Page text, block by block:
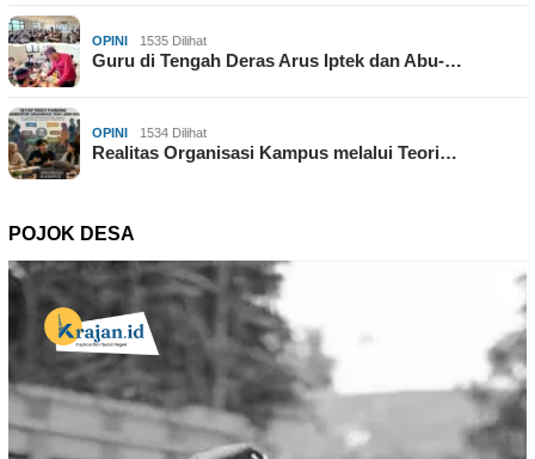
OPINI 1535 Dilihat
Guru di Tengah Deras Arus Iptek dan Abu-…
OPINI 1534 Dilihat
Realitas Organisasi Kampus melalui Teori…
POJOK DESA